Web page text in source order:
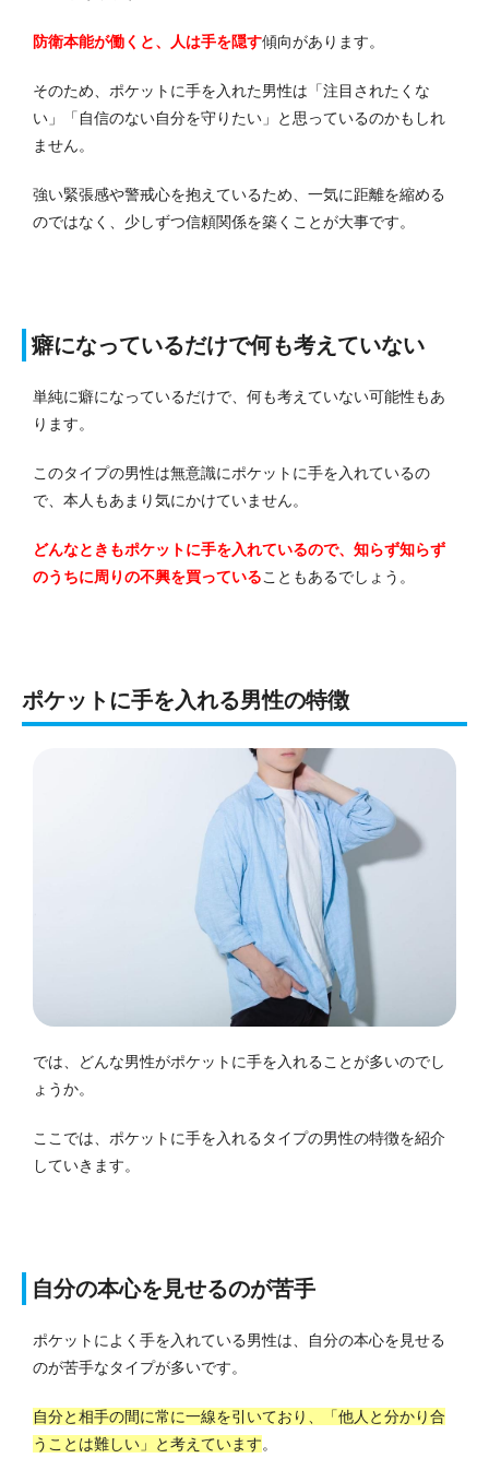
防衛本能が働くと、人は手を隠す傾向があります。
そのため、ポケットに手を入れた男性は「注目されたくな
い」「自信のない自分を守りたい」と思っているのかもしれ
ません。
強い緊張感や警戒心を抱えているため、一気に距離を縮める
のではなく、少しずつ信頼関係を築くことが大事です。
癖になっているだけで何も考えていない
単純に癖になっているだけで、何も考えていない可能性もあ
ります。
このタイプの男性は無意識にポケットに手を入れているの
で、本人もあまり気にかけていません。
どんなときもポケットに手を入れているので、知らず知らず
のうちに周りの不興を買っていることもあるでしょう。
ポケットに手を入れる男性の特徴
では、どんな男性がポケットに手を入れることが多いのでし
ょうか。
ここでは、ポケットに手を入れるタイプの男性の特徴を紹介
していきます。
自分の本心を見せるのが苦手
ポケットによく手を入れている男性は、自分の本心を見せる
のが苦手なタイプが多いです。
自分と相手の間に常に一線を引いており、「他人と分かり合
うことは難しい」と考えています。